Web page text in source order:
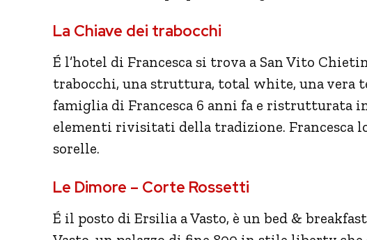
La Chiave dei trabocchi
É l’hotel di Francesca si trova a San Vito
trabocchi, una struttura, total white, una vera
famiglia di Francesca 6 anni fa e ristrutturata
elementi rivisitati della tradizione. Francesca
sorelle.
Le Dimore – Corte Rossetti
É il posto di Ersilia a Vasto, è un bed &